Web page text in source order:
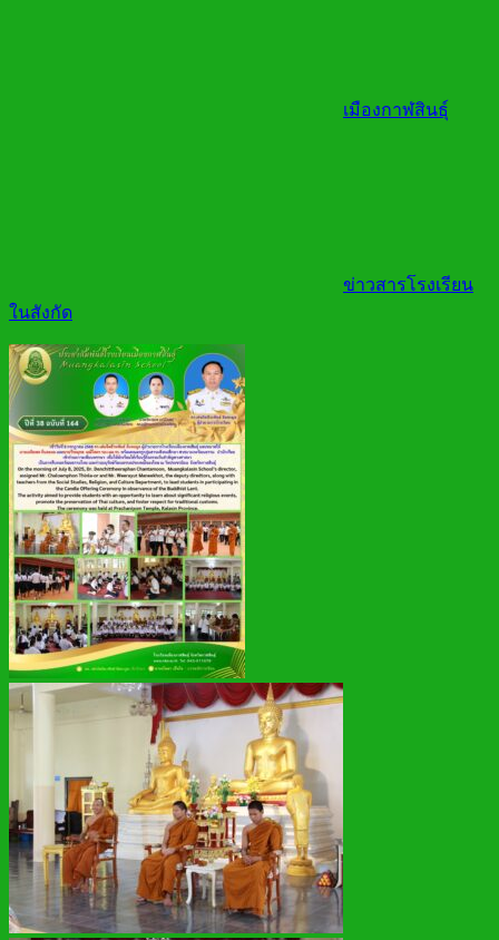
เมืองกาฬสินธุ์
ข่าวสารโรงเรียน
ในสังกัด